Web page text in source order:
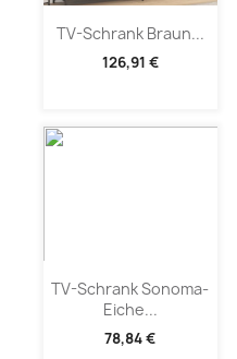
TV-Schrank Braun...
126,91 €
TV-Schrank Sonoma-
Eiche...
78,84 €